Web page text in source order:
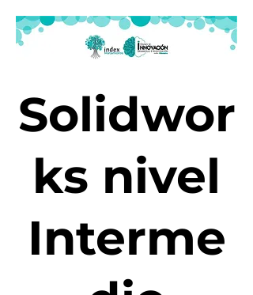
Solidwor
ks nivel
Interme